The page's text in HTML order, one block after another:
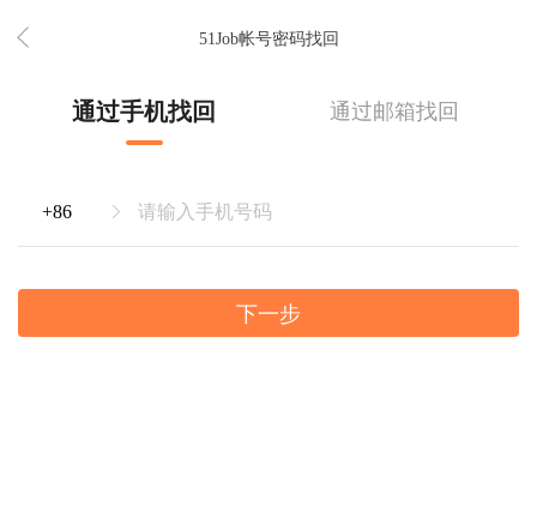
51Job帐号密码找回
通过手机找回 通过邮箱找回
下一步